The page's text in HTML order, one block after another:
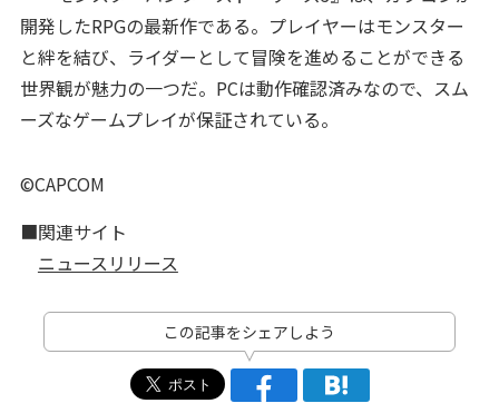
開発したRPGの最新作である。プレイヤーはモンスター
と絆を結び、ライダーとして冒険を進めることができる
世界観が魅力の一つだ。PCは動作確認済みなので、スム
ーズなゲームプレイが保証されている。
©CAPCOM
■関連サイト
ニュースリリース
この記事をシェアしよう